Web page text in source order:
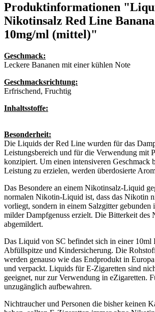
Produktinformationen
Nikotinsalz Red Line
10mg/ml (mittel)"
Geschmack:
Leckere Bananen mit einer kühlen Note
Geschmacksrichtung:
Erfrischend, Fruchtig
Inhaltsstoffe:
Besonderheit:
Die Liquids der Red Line wurden für das
Leistungsbereich und für die Verwendung mit
konzipiert. Um einen intensiveren Geschmack
Leistung zu erzielen, werden überdosierte
Das Besondere an einem Nikotinsalz-Liquid
normalen Nikotin-Liquid ist, dass das Nikotin
vorliegt, sondern in einem Salzgitter
milder Dampfgenuss erzielt. Die Bitterkeit des
abgemildert.
Das Liquid von SC befindet sich in einer 10ml
Abfüllspitze und Kindersicherung. Die
werden genauso wie das Endprodukt in
und verpackt. Liquids für E-Zigaretten sind
geeignet, nur zur Verwendung in eZigaretten.
unzugänglich aufbewahren.
Nichtraucher und Personen die bisher keinen